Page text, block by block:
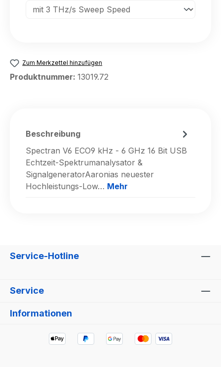
Zum Merkzettel hinzufügen
Produktnummer: 13019.72
Beschreibung
Spectran V6 ECO9 kHz - 6 GHz 16 Bit USB
Echtzeit-Spektrumanalysator &
SignalgeneratorAaronias neuester
Hochleistungs-Low… Mehr
Service-Hotline
Service
Informationen